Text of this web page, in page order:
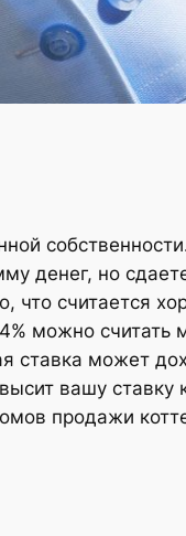
денег, но
что считается
можно считать
ставка может
вашу ставку
продажи